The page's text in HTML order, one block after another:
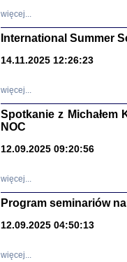
więcej...
International Summer
14.11.2025 12:26:23
więcej...
Spotkanie z Michałem
NOC
12.09.2025 09:20:56
więcej...
Program seminariów
12.09.2025 04:50:13
więcej...